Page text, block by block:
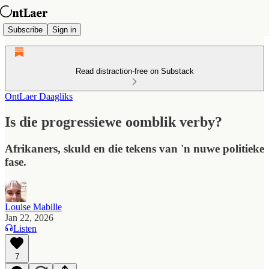
Subscribe Sign in
Read distraction-free on Substack
OntLaer Daagliks
Is die progressiewe oomblik verby?
Afrikaners, skuld en die tekens van 'n nuwe politieke
fase.
Louise Mabille
Jan 22, 2026
Listen
7